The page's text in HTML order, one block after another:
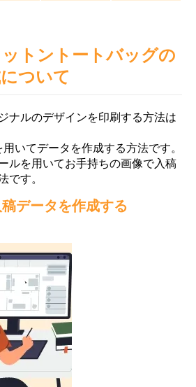
トントートバッグの
ついて
ナルのデザインを印刷する方法は
いてデータを作成する方法です。
ルを用いてお手持ちの画像で入稿
です。
データを作成する